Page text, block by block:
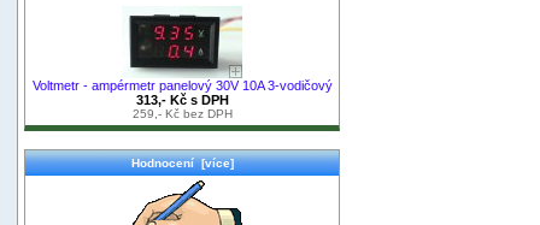
Voltmetr - ampérmetr panelový 30V 10A 3-vodičový
313,- Kč s DPH
259,- Kč bez DPH
Hodnocení [více]